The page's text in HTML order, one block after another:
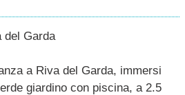
del Garda
a Riva del Garda, immersi
giardino con piscina, a 2.5